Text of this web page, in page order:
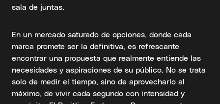
sala de juntas.
En un mercado saturado de opciones, donde cada
marca promete ser la definitiva, es refrescante
encontrar una propuesta que realmente entiende las
necesidades y aspiraciones de su público. No se trata
solo de medir el tiempo, sino de aprovecharlo al
máximo, de vivir cada segundo con intensidad y